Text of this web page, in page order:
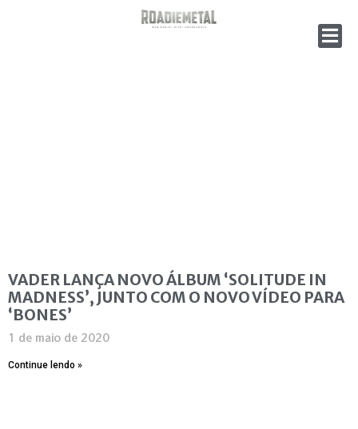
VADER LANÇA NOVO ÁLBUM ‘SOLITUDE IN
MADNESS’, JUNTO COM O NOVO VÍDEO PARA
‘BONES’
1 de maio de 2020
Continue lendo »